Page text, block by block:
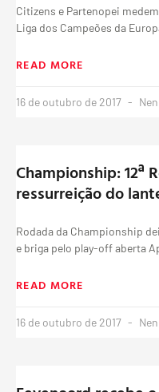
Citizens e Partenopei
Liga dos Campeões da
READ MORE
16 de outubro de 2017
Championship: 12ª
ressurreição do
Rodada da Championship
e briga pelo play-off aberta
READ MORE
16 de outubro de 2017